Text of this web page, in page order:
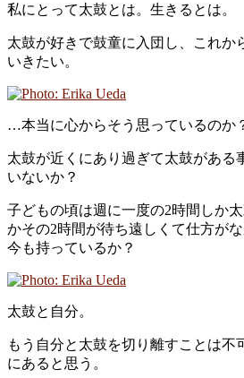
私にとって太鼓とは。生きるとは。
太鼓が好きで鼓童に入団し、これか
いきたい。
…本当に心からそう思っているのか
太鼓が近くにあり過ぎて太鼓がある
いないか？
子どもの頃は週に一度の2時間しか
かその2時間が待ち遠しくて仕方が
今も持っているか？
太鼓と自分。
もう自分と太鼓を切り離すことは不
にあると思う。